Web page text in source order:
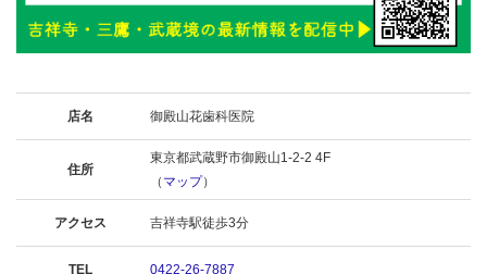
店名 御殿山花歯科医院
住所
東京都武蔵野市御殿山1-2-2 4F
（ マップ）
アクセス 吉祥寺駅徒歩3分
TEL 0422-26-7887